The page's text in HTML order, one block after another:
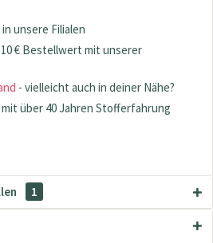
unsere Filialen
€ Bestellwert mit unserer
- vielleicht auch in deiner Nähe?
über 40 Jahren Stofferfahrung
1